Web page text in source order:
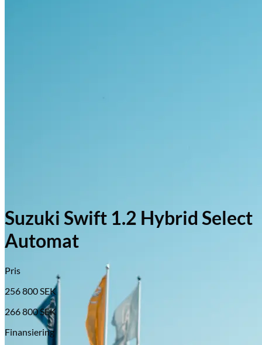
Suzuki Swift 1.2 Hybrid Select
Automat
Pris
256 800 SEK
266 800SEK
Finansiering